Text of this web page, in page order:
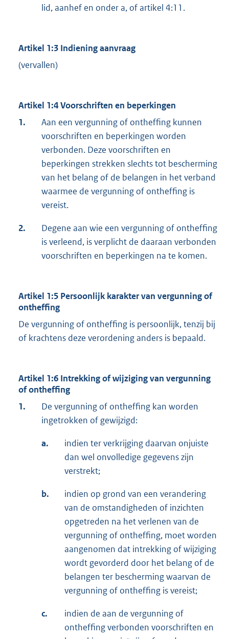
lid, aanhef en onder a, of artikel 4:11.
Artikel 1:3 Indiening aanvraag
(vervallen)
Artikel 1:4 Voorschriften en beperkingen
1.
Aan een vergunning of ontheffing kunnen
voorschriften en beperkingen worden
verbonden. Deze voorschriften en
beperkingen strekken slechts tot bescherming
van het belang of de belangen in het verband
waarmee de vergunning of ontheffing is
vereist.
2.
Degene aan wie een vergunning of ontheffing
is ver­leend, is verplicht de daaraan verbonden
voorschriften en beperkingen na te komen.
Artikel 1:5 Persoonlijk karakter van vergunning of
ontheffing
De vergunning of ontheffing is persoonlijk, tenzij bij
of krachtens deze verordening anders is bepaald.
Artikel 1:6 Intrekking of wijziging van vergunning
of ontheffing
1.
De vergunning of ontheffing kan worden
ingetrokken of gewijzigd:
a.
indien ter verkrijging daarvan onjuiste
dan wel onvolledige gegevens zijn
verstrekt;
b.
indien op grond van een verandering
van de omstandigheden of inzichten
opgetreden na het verlenen van de
vergunning of ontheffing, moet worden
aangenomen dat intrekking of wijziging
wordt gevorderd door het belang of de
belangen ter bescherming waarvan de
vergunning of ontheffing is vereist;
c.
indien de aan de vergunning of
ontheffing verbonden voorschriften en